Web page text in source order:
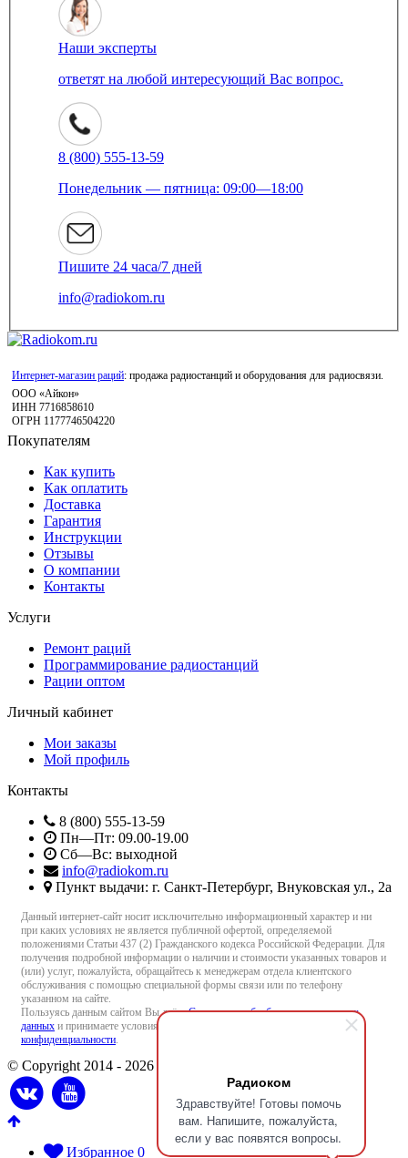
Радиоком
Здравствуйте! Готовы помочь
вам. Напишите, пожалуйста,
если у вас появятся вопросы.
Наши эксперты
ответят на любой интересующий Вас вопрос.
8 (800) 555-13-59
Понедельник — пятница: 09:00—18:00
Пишите 24 часа/7 дней
info@radiokom.ru
Интернет-магазин раций: продажа радиостанций и оборудования для радиосвязи.
ООО «Айкон»
ИНН 7716858610
ОГРН 1177746504220
Покупателям
Как купить
Как оплатить
Доставка
Гарантия
Инструкции
Отзывы
О компании
Контакты
Услуги
Ремонт раций
Программирование радиостанций
Рации оптом
Личный кабинет
Мои заказы
Мой профиль
Контакты
8 (800) 555-13-59
Пн—Пт: 09.00-19.00
Сб—Вс: выходной
info@radiokom.ru
Пункт выдачи: г. Санкт-Петербург, Внуковская ул., 2а
Данный интернет-сайт носит исключительно информационный характер и ни
при каких условиях не является публичной офертой, определяемой
положениями Статьи 437 (2) Гражданского кодекса Российской Федерации. Для
получения подробной информации о наличии и стоимости указанных товаров и
(или) услуг, пожалуйста, обращайтесь к менеджерам отдела клиентского
обслуживания с помощью специальной формы связи или по телефону
указанном на сайте.
Пользуясь данным сайтом Вы даётеСогласие на обработку персональных
данных и принимаете условия
Политики
конфиденциальности.
© Copyright 2014 - 2026 Radiokom.ru
Избранное 0